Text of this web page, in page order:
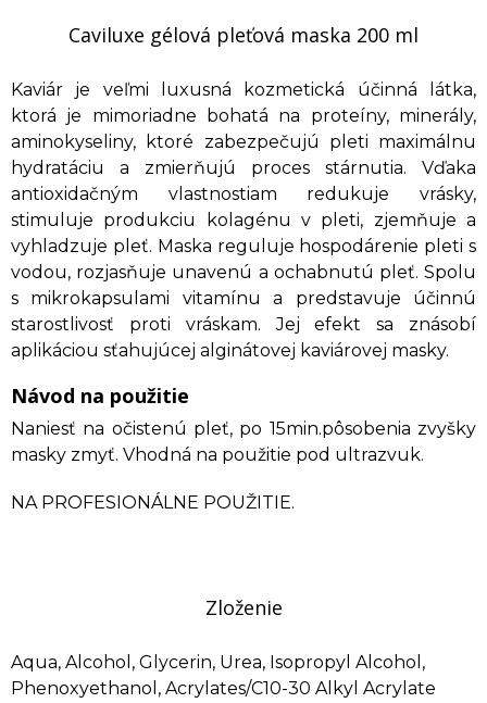
Caviluxe gélová pleťová maska 200 ml
Kaviár je veľmi luxusná kozmetická účinná látka,
ktorá je mimoriadne bohatá na proteíny, minerály,
aminokyseliny, ktoré zabezpečujú pleti maximálnu
hydratáciu a zmierňujú proces stárnutia. Vďaka
antioxidačným vlastnostiam redukuje vrásky,
stimuluje produkciu kolagénu v pleti, zjemňuje a
vyhladzuje pleť. Maska reguluje hospodárenie pleti s
vodou, rozjasňuje unavenú a ochabnutú pleť. Spolu
s mikrokapsulami vitamínu a predstavuje účinnú
starostlivosť proti vráskam. Jej efekt sa znásobí
aplikáciou sťahujúcej alginátovej kaviárovej masky.
Návod na použitie
Naniesť na očistenú pleť, po 15min.pôsobenia zvyšky
masky zmyť. Vhodná na použitie pod ultrazvuk.
NA PROFESIONÁLNE POUŽITIE.
Zloženie
Aqua, Alcohol, Glycerin, Urea, Isopropyl Alcohol,
Phenoxyethanol, Acrylates/C10-30 Alkyl Acrylate